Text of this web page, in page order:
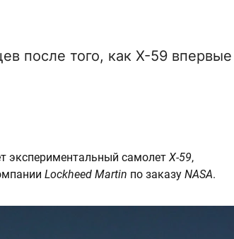
после того, как X-59 впервые
экспериментальный самолет X-59,
Lockheed Martin по заказу NASA.